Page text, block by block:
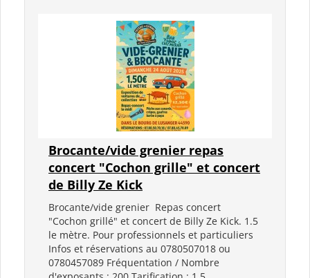
Brocante/vide grenier repas
concert "Cochon grille" et concert
de Billy Ze Kick
Brocante/vide grenier Repas concert
"Cochon grillé" et concert de Billy Ze Kick. 1.5
le mètre. Pour professionnels et particuliers
Infos et réservations au 0780507018 ou
0780457089 Fréquentation / Nombre